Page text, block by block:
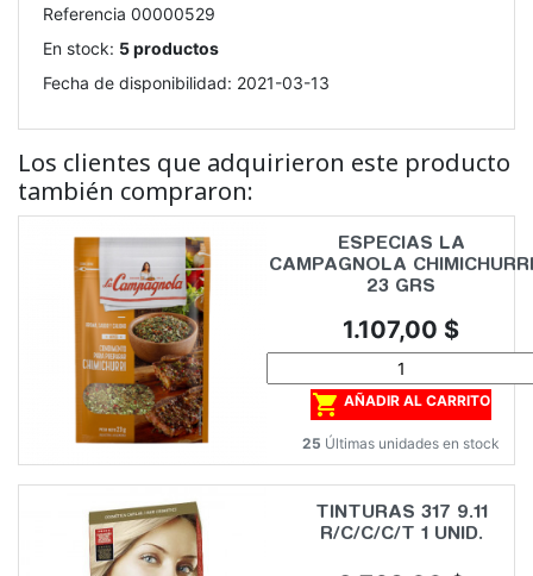
Referencia 00000529
En stock: 5 productos
Fecha de disponibilidad: 2021-03-13
Los clientes que adquirieron este producto
también compraron:
ESPECIAS LA
CAMPAGNOLA CHIMICHURRI
23 GRS
Precio
1.107,00 $
 AÑADIR AL CARRITO
25 Últimas unidades en stock
TINTURAS 317 9.11
R/C/C/C/T 1 UNID.